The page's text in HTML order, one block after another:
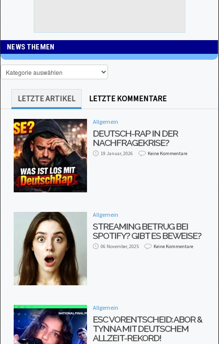
NEWS THEMEN
LETZTE ARTIKEL LETZTE KOMMENTARE
Allgemein
DEUTSCH-RAP IN DER
NACHFRAGEKRISE?
19 Januar, 2026 Keine Kommentare
Allgemein
STREAMING BETRUG BEI
SPOTIFY? GIBT ES BEWEISE?
06 November, 2025 Keine Kommentare
Allgemein
ESC VORENTSCHEID: ABOR &
TYNNA MIT DEUTSCHEM
ALLZEIT-REKORD!